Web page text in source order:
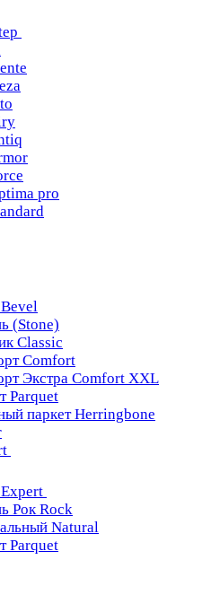
pro
(Stone)
Classic
Comfort
Экстра Comfort XXL
Parquet
паркет Herringbone
Рок Rock
Natural
Parquet